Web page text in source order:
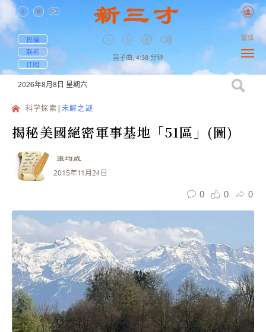
投稿
联系
订阅
笛子曲, 4:38 分钟
繁体
2026年8月8日 星期六
科学探索 未解之謎
揭秘美國絕密軍事基地「51區」(圖)
張均威
2015年11月24日
0 0 0